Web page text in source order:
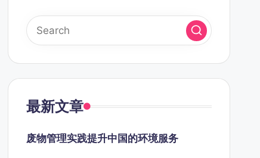
最新文章
废物管理实践提升中国的环境服务